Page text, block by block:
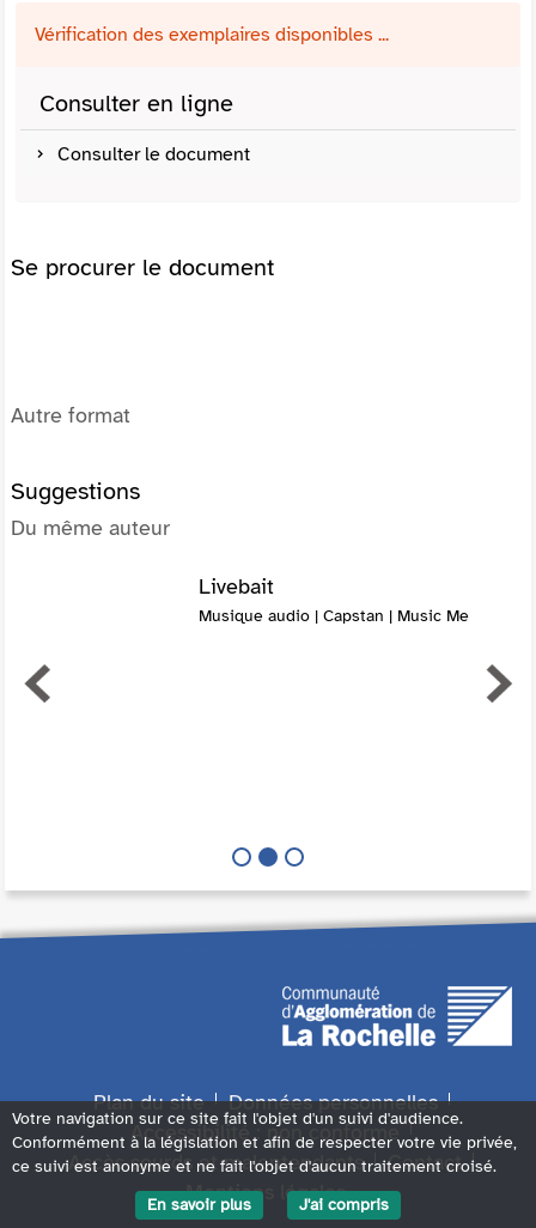
Vérification des exemplaires disponibles ...
Consulter en ligne
Consulter le document
Se procurer le document
Autre format
Suggestions
Du même auteur
Livebait
Musique audio | Capstan | Music Me
Plan du site
Données personnelles
Accessibilité : non conforme
Accès sourds et malentendants
Contact
Mentions légales
Votre navigation sur ce site fait l'objet d'un suivi d'audience.
Conformément à la législation et afin de respecter votre vie privée,
ce suivi est anonyme et ne fait l'objet d'aucun traitement croisé.
En savoir plus
J'ai compris